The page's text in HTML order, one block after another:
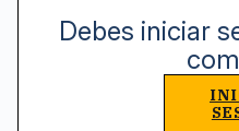
Debes iniciar